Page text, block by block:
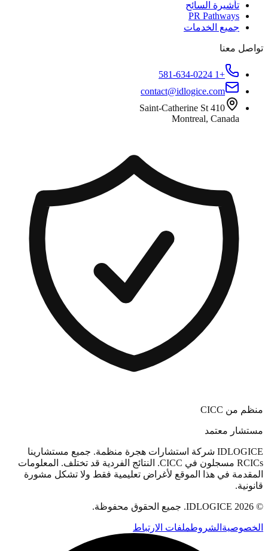
تأشيرة السائح
PR Pathways
جميع الخدمات
تواصل معنا
+1 581-634-0224
contact@idlogice.com
410 Saint-Catherine St
Montreal, Canada
منظم من CICC
مستشار معتمد
IDLOGICE شركة استشارات هجرة منظمة. جميع مستشارينا
RCICs مسجلون في CICC. النتائج الفردية قد تختلف. المعلومات
المقدمة في هذا الموقع لأغراض تعليمية فقط ولا تشكل مشورة
قانونية.
© 2026 IDLOGICE. جميع الحقوق محفوظة.
الخصوصية الشروطملفات الارتباط